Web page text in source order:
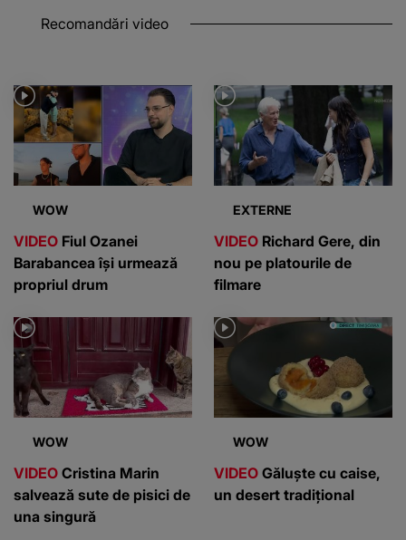
Recomandări video
WOW
VIDEO Fiul Ozanei
Barabancea își urmează
propriul drum
EXTERNE
VIDEO Richard Gere, din
nou pe platourile de
filmare
WOW
VIDEO Cristina Marin
salvează sute de pisici de
una singură
WOW
VIDEO Găluște cu caise,
un desert tradițional